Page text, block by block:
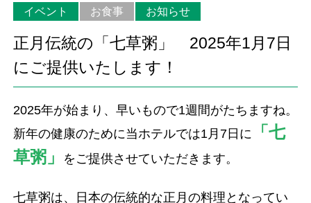
イベント お食事 お知らせ
正月伝統の「七草粥」 2025年1月7日
にご提供いたします！
2025年が始まり、早いもので1週間がたちますね。
新年の健康のために当ホテルでは1月7日に
「七
草粥」
をご提供させていただきます。
七草粥は、日本の伝統的な正月の料理となってい